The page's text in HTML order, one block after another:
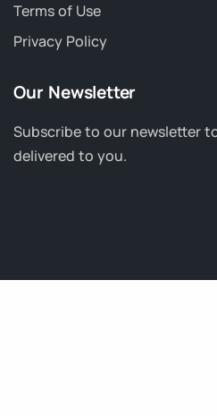
Terms of Use
Privacy Policy
Our Newsletter
Subscribe to our newsletter
delivered to you.